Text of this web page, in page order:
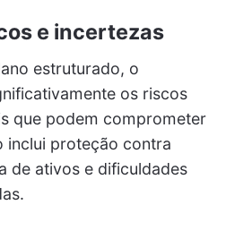
e incertezas
estruturado, o
os riscos
que podem comprometer
inclui proteção contra
de ativos e dificuldades